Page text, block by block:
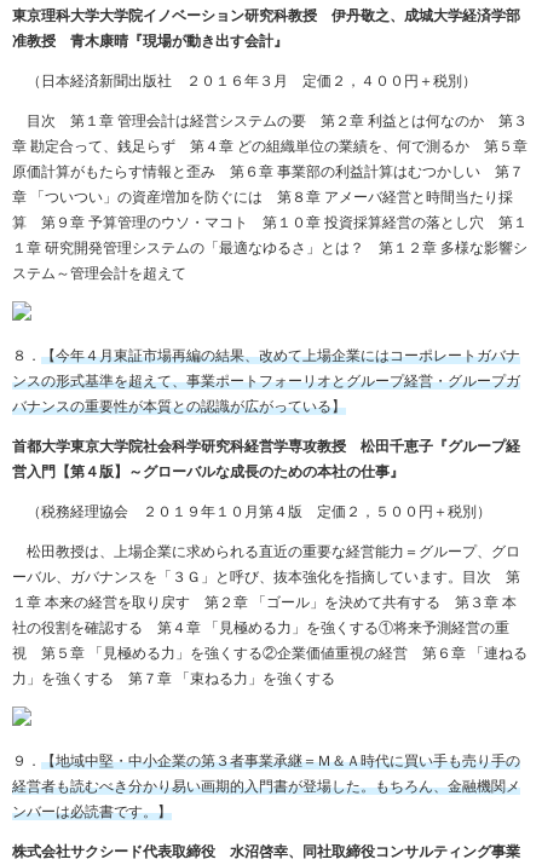
東京理科大学大学院イノベーション研究科教授 伊丹敬之、成城大学経済学部
准教授 青木康晴『現場が動き出す会計』
（日本経済新聞出版社 ２０１６年３月 定価２，４００円＋税別）
目次 第１章 管理会計は経営システムの要 第２章 利益とは何なのか 第３
章 勘定合って、銭足らず 第４章 どの組織単位の業績を、何で測るか 第５章
原価計算がもたらす情報と歪み 第６章 事業部の利益計算はむつかしい 第７
章 「ついつい」の資産増加を防ぐには 第８章 アメーバ経営と時間当たり採
算 第９章 予算管理のウソ・マコト 第１０章 投資採算経営の落とし穴 第１
１章 研究開発管理システムの「最適なゆるさ」とは？ 第１２章 多様な影響シ
ステム～管理会計を超えて
８． 【今年４月東証市場再編の結果、改めて上場企業にはコーポレートガバナ
ンスの形式基準を超えて、事業ポートフォーリオとグループ経営・グループガ
バナンスの重要性が本質との認識が広がっている】
首都大学東京大学院社会科学研究科経営学専攻教授 松田千恵子『グループ経
営入門【第４版】～グローバルな成長のための本社の仕事』
（税務経理協会 ２０１９年１０月第４版 定価２，５００円＋税別）
松田教授は、上場企業に求められる直近の重要な経営能力＝グループ、グロ
ーバル、ガバナンスを「３Ｇ」と呼び、抜本強化を指摘しています。目次 第
１章 本来の経営を取り戻す 第２章 「ゴール」を決めて共有する 第３章 本
社の役割を確認する 第４章 「見極める力」を強くする①将来予測経営の重
視 第５章 「見極める力」を強くする②企業価値重視の経営 第６章 「連ねる
力」を強くする 第７章 「束ねる力」を強くする
９． 【地域中堅・中小企業の第３者事業承継＝Ｍ＆Ａ時代に買い手も売り手の
経営者も読むべき分かり易い画期的入門書が登場した。もちろん、金融機関メ
ンバーは必読書です。】
株式会社サクシード代表取締役 水沼啓幸、同社取締役コンサルティング事業